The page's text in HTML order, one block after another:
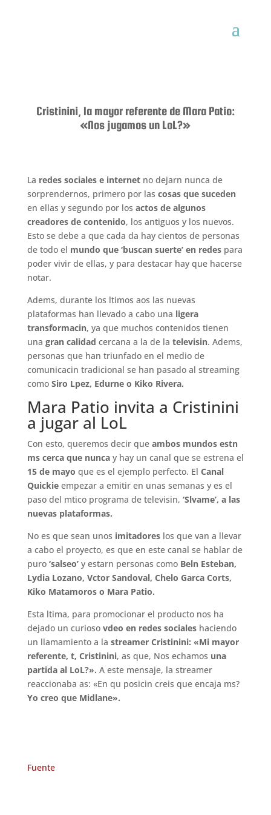
Cristinini, la mayor referente de Mara Patio:
«Nos jugamos un LoL?»
La redes sociales e internet no dejarn nunca de
sorprendernos, primero por las cosas que suceden
en ellas y segundo por los actos de algunos
creadores de contenido, los antiguos y los nuevos.
Esto se debe a que cada da hay cientos de personas
de todo el mundo que ‘buscan suerte’ en redespara
poder vivir de ellas, y para destacar hay que hacerse
notar.
Adems, durante los ltimos aos las nuevas
plataformas han llevado a cabo una ligera
transformacin, ya que muchos contenidos tienen
una gran calidad cercana a la de la televisin. Adems,
personas que han triunfado en el medio de
comunicacin tradicional se han pasado al streaming
comoSiro Lpez, Edurne o Kiko Rivera.
Mara Patio invita a Cristinini
a jugar al LoL
Con esto, queremos decir queambos mundos estn
ms cerca que nuncay hay un canal que se estrena el
15 de mayo que es el ejemplo perfecto. El Canal
Quickie empezar a emitir en unas semanas y es el
paso del mtico programa de televisin, ‘Slvame’, a las
nuevas plataformas.
No es que sean unos imitadoreslos que van a llevar
a cabo el proyecto, es que en este canal se hablar de
puro‘salseo’y estarn personas como Beln Esteban,
Lydia Lozano, Vctor Sandoval, Chelo Garca Corts,
Kiko Matamoros o Mara Patio.
Esta ltima, para promocionar el producto nos ha
dejado un curiosovdeo en redes sociales haciendo
un llamamiento a la streamer Cristinini: «Mi mayor
referente, t, Cristinini, as que, Nos echamos una
partida al LoL?». A este mensaje, la streamer
reaccionaba as: «En qu posicin creis que encaja ms?
Yo creo que Midlane».
Fuente